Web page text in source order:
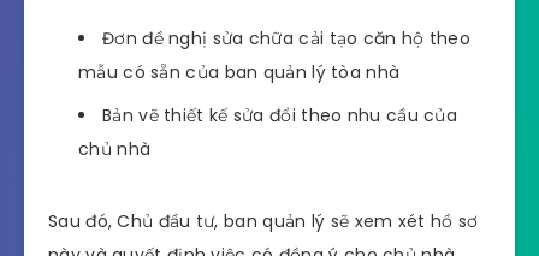
Đơn đề nghị sửa chữa cải tạo căn hộ theo
mẫu có sẵn của ban quản lý tòa nhà
Bản vẽ thiết kế sửa đổi theo nhu cầu của
chủ nhà
Sau đó, Chủ đầu tư, ban quản lý sẽ xem xét hồ sơ